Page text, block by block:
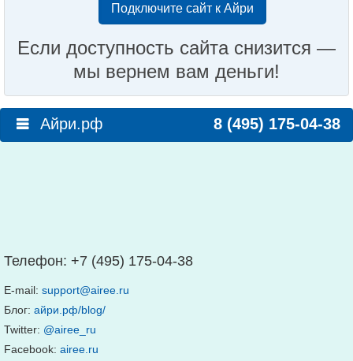
Подключите сайт к Айри
Если доступность сайта снизится —
мы вернем вам деньги!
Айри.рф 8 (495) 175-04-38
Телефон: +7 (495) 175-04-38
E-mail: support@airee.ru
Блог: айри.рф/blog/
Twitter: @airee_ru
Facebook: airee.ru